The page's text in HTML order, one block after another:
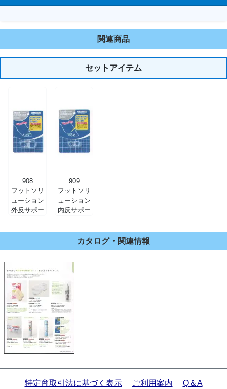
関連商品
セットアイテム
908
フットソリ
ューション
外反サポー
909
フットソリ
ューション
内反サポー
カタログ・関連情報
特定商取引法に基づく表示 ご利用案内 Q＆A